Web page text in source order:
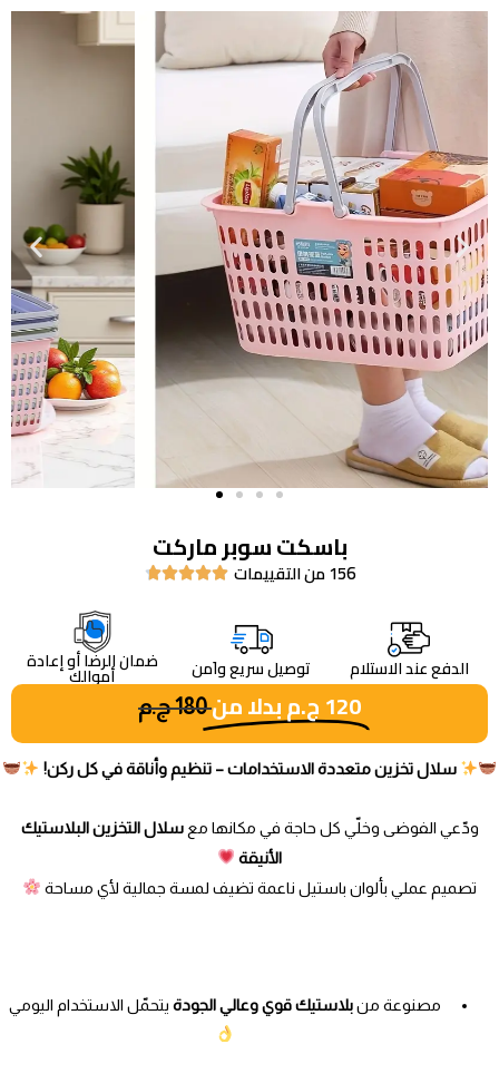
باسكت سوبر ماركت
156 من التقييمات 




الدفع عند الاستلام توصيل سريع واَمن ضمان الرضا أو إعادة
أموالك
120ج.مبدلا من 180ج.م
سلال تخزين متعددة الاستخدامات – تنظيم وأناقة في كل ركن!
ودّعي الفوضى وخلّي كل حاجة في مكانها معسلال التخزين البلاستيك
الأنيقة
تصميم عملي بألوان باستيل ناعمة تضيف لمسة جمالية لأي مساحة
مصنوعة منبلاستيك قوي وعالي الجودةيتحمّل الاستخدام اليومي